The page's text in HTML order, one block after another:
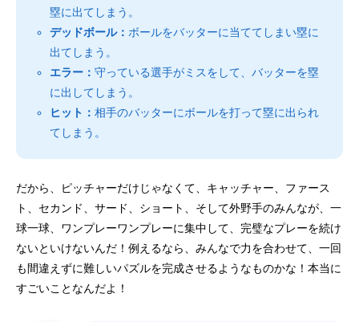
塁に出てしまう。
デッドボール： ボールをバッターに当ててしまい塁に
出てしまう。
エラー： 守っている選手がミスをして、バッターを塁
に出してしまう。
ヒット： 相手のバッターにボールを打って塁に出られ
てしまう。
だから、ピッチャーだけじゃなくて、キャッチャー、ファース
ト、セカンド、サード、ショート、そして外野手のみんなが、一
球一球、ワンプレーワンプレーに集中して、完璧なプレーを続け
ないといけないんだ！例えるなら、みんなで力を合わせて、一回
も間違えずに難しいパズルを完成させるようなものかな！本当に
すごいことなんだよ！